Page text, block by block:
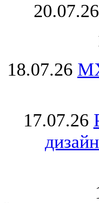
20.07.26
18.07.26
17.07.26